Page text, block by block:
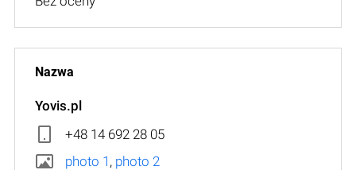
Yovis.pl
+48 14 692 28 05
photo 1 , photo 2